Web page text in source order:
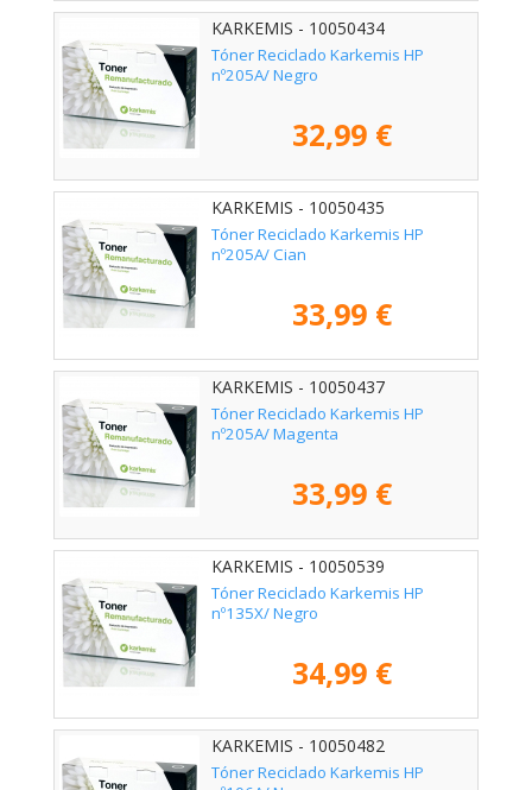
KARKEMIS - 10050434
Tóner Reciclado Karkemis HP
nº205A/ Negro
32,99 €
KARKEMIS - 10050435
Tóner Reciclado Karkemis HP
nº205A/ Cian
33,99 €
KARKEMIS - 10050437
Tóner Reciclado Karkemis HP
nº205A/ Magenta
33,99 €
KARKEMIS - 10050539
Tóner Reciclado Karkemis HP
nº135X/ Negro
34,99 €
KARKEMIS - 10050482
Tóner Reciclado Karkemis HP